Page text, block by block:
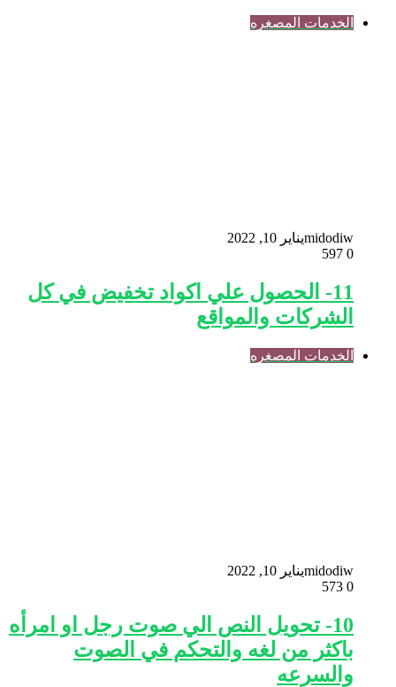
الخدمات المصغره
midodiwيناير 10, 2022
0
11- الحصول علي اكواد تخفيض في كل
الشركات والمواقع
الخدمات المصغره
midodiwيناير 10, 2022
0
10- تحويل النص الي صوت رجل او امرأه
باكثر من لغه والتحكم في الصوت
والسرعه